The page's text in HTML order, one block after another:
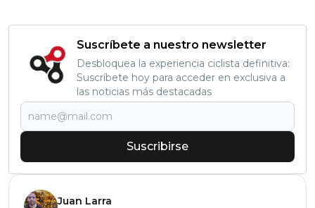
Suscríbete a nuestro newsletter
Desbloquea la experiencia ciclista definitiva:
Suscríbete hoy para acceder en exclusiva a
las noticias más destacadas
Suscribirse
Juan Larra